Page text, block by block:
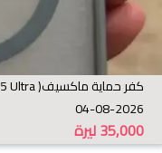
كفر حماية ماكسيف( S25 Ultra)
04-08-2026
ليرة35,000